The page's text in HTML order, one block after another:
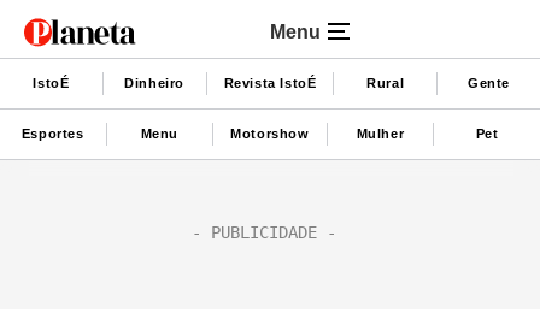
Menu
IstoÉ Dinheiro Revista IstoÉ Rural Gente
Esportes Menu Motorshow Mulher Pet